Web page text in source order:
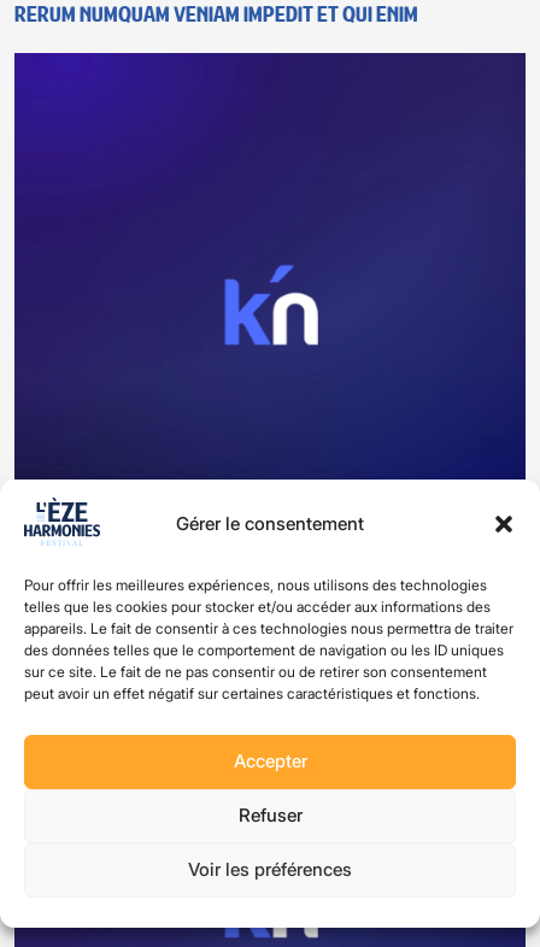
Gérer le consentement
Pour offrir les meilleures expériences, nous utilisons des technologies
telles que les cookies pour stocker et/ou accéder aux informations des
appareils. Le fait de consentir à ces technologies nous permettra de traiter
des données telles que le comportement de navigation ou les ID uniques
sur ce site. Le fait de ne pas consentir ou de retirer son consentement
peut avoir un effet négatif sur certaines caractéristiques et fonctions.
Accepter
Refuser
Voir les préférences
Rerum numquam veniam impedit et qui enim
Facilis corrupti dicta sit fugit ab